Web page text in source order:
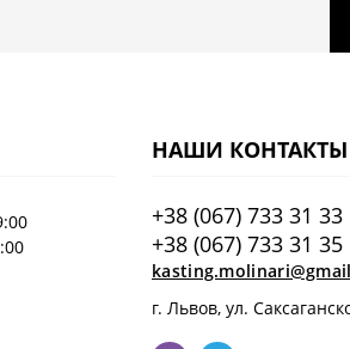
НАШИ КОНТАКТЫ
+38 (067) 733 31 33
+38 (067) 733 31 35
г. Львов, ул.